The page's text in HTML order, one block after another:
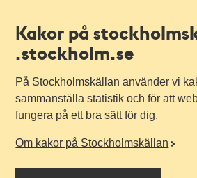
Kakor på
.stockholm.se
På Stockholmskällan använder vi
sammanställa statistik och för att
fungera på ett bra sätt för dig.
Om kakor på Stockholmskällan